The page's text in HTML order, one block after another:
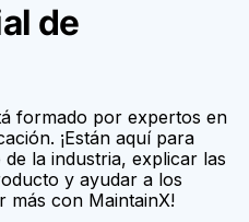
de
formado por expertos en
¡Están aquí para
la industria, explicar las
y ayudar a los
más con MaintainX!